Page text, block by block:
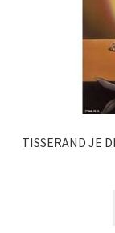
TISSERAND JE